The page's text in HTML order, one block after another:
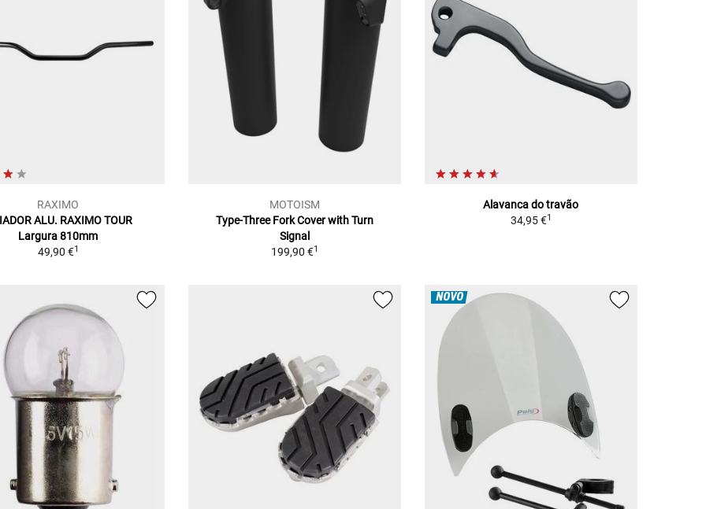
RAXIMO
ALU. RAXIMO TOUR
Largura 810mm
49,90 €1
MOTOISM
Type-Three Fork Cover with Turn
Signal
199,90 €1
Alavanca do travão
34,95 €1
NOVO